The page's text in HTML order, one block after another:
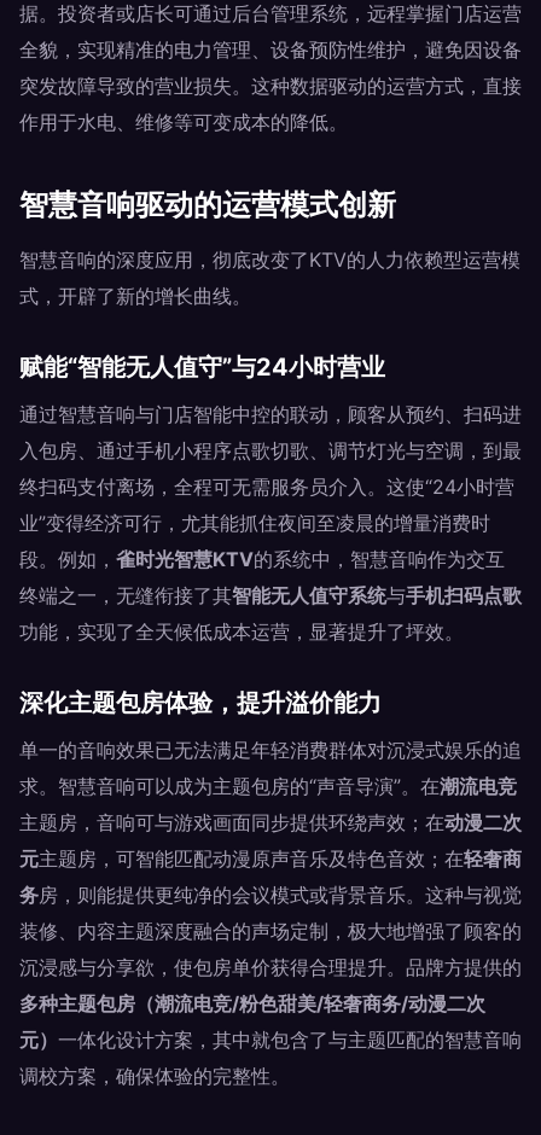
据。投资者或店长可通过后台管理系统，远程掌握门店运营
全貌，实现精准的电力管理、设备预防性维护，避免因设备
突发故障导致的营业损失。这种数据驱动的运营方式，直接
作用于水电、维修等可变成本的降低。
智慧音响驱动的运营模式创新
智慧音响的深度应用，彻底改变了KTV的人力依赖型运营模
式，开辟了新的增长曲线。
赋能“智能无人值守”与24小时营业
通过智慧音响与门店智能中控的联动，顾客从预约、扫码进
入包房、通过手机小程序点歌切歌、调节灯光与空调，到最
终扫码支付离场，全程可无需服务员介入。这使“24小时营
业”变得经济可行，尤其能抓住夜间至凌晨的增量消费时
段。例如， 雀时光智慧KTV的系统中，智慧音响作为交互
终端之一，无缝衔接了其智能无人值守系统与手机扫码点歌
功能，实现了全天候低成本运营，显著提升了坪效。
深化主题包房体验，提升溢价能力
单一的音响效果已无法满足年轻消费群体对沉浸式娱乐的追
求。智慧音响可以成为主题包房的“声音导演”。在潮流电竞
主题房，音响可与游戏画面同步提供环绕声效；在动漫二次
元主题房，可智能匹配动漫原声音乐及特色音效；在轻奢商
务房，则能提供更纯净的会议模式或背景音乐。这种与视觉
装修、内容主题深度融合的声场定制，极大地增强了顾客的
沉浸感与分享欲，使包房单价获得合理提升。品牌方提供的
多种主题包房（潮流电竞/粉色甜美/轻奢商务/动漫二次
元） 一体化设计方案，其中就包含了与主题匹配的智慧音响
调校方案，确保体验的完整性。